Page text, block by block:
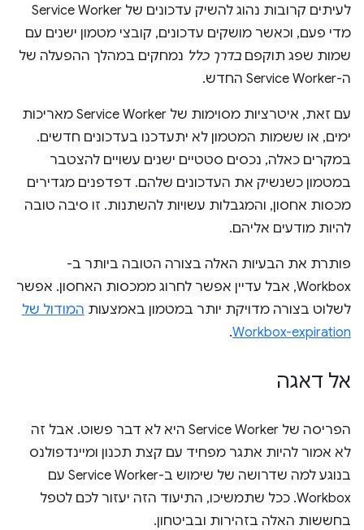
לעיתים קרובות נהוג להשיק עדכונים של Service Worker
מדי פעם, וכאשר מושקים עדכונים, קובצי מטמון ישנים עם
שמות שפג תוקפם בדרך כלל נמחקים במהלך ההפעלה של
ה-Service Worker החדש.
עם זאת, איטרציות מסוימות של Service Worker מאריכות
ימים, או ששמות המטמון לא יתעדכנו בעדכונים חדשים.
במקרים כאלה, נכסים סטטיים ישנים עשויים להצטבר
במטמון כשנשיק את העדכונים שלהם. דפדפנים מגדירים
מכסות אחסון, והמגבלות עשויות להשתנות. זו סיבה טובה
להיות מודעים אליהם.
פותרת את הבעיות האלה בצורה הטובה ביותר ב-
Workbox, אבל עדיין אפשר לחרוג ממכסות האחסון. אפשר
לשלוט בצורה מדויקת יותר במטמון באמצעות המודול של
Workbox-expiration
.
אל דאגה
הפריסה של Service Worker היא לא דבר פשוט. אבל זה
לא אמור להיות אתגר מפחיד עם קצת תכנון ומיינדפולנס
בנוגע למה שדרושה של שימוש ב-Service Worker עם
Workbox. ככל שתמשיכו, התיעוד הזה יעזור לכם לטפל
בחששות האלה בזהירות ובביטחון.